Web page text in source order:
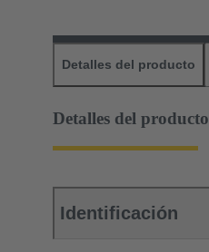
Detalles del producto
Detalles del producto
Identificación